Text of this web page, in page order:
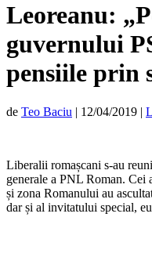
Leoreanu:
guvernului
pensiile prin
de Teo Baciu | 12/04/2019 |
Liberalii romașcani s-au
generale a PNL Roman.
și zona Romanului au
dar și al invitatului special,